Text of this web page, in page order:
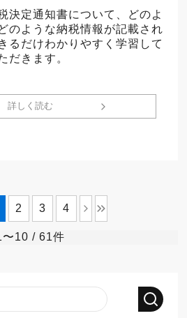
決定通知書について、どのよ
のような納税情報が記載され
るだけわかりやすく学習して
だきます。
詳しく読む
2 3 4
〜10 / 61件